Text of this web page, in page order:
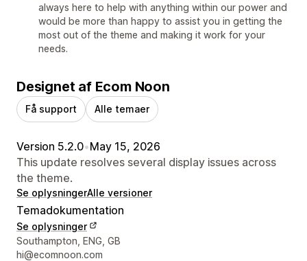
always here to help with anything within our power and
would be more than happy to assist you in getting the
most out of the theme and making it work for your
needs.
Designet af Ecom Noon
Få support Alle temaer
Version 5.2.0•May 15, 2026
This update resolves several display issues across
the theme.
Se oplysningerAlle versioner
Temadokumentation
Se oplysninger
Se kontaktoplysninger
Southampton, ENG, GB
hi@ecomnoon.com